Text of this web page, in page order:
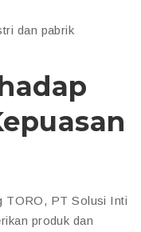
dan pabrik
TORO, PT Solusi Inti
produk dan